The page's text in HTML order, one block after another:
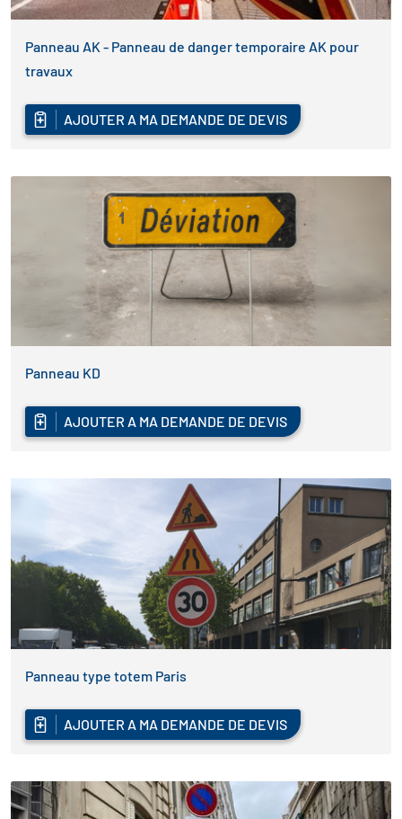
Panneau AK - Panneau de danger temporaire AK pour
travaux
AJOUTER A MA DEMANDE DE DEVIS
Panneau KD
AJOUTER A MA DEMANDE DE DEVIS
Panneau type totem Paris
AJOUTER A MA DEMANDE DE DEVIS